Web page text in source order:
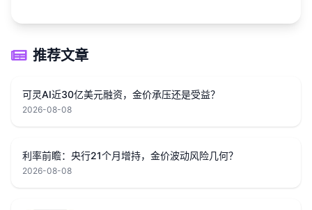
推荐文章
可灵AI近30亿美元融资，金价承压还是受益？
2026-08-08
利率前瞻：央行21个月增持，金价波动风险几何？
2026-08-08